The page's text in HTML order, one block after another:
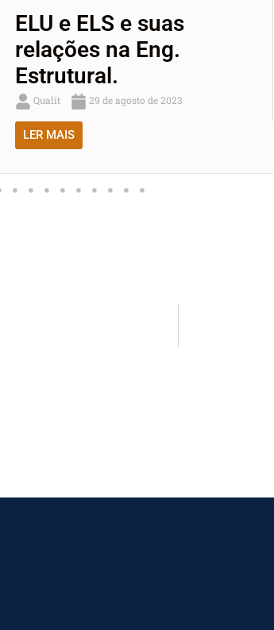
ELU e ELS e suas
relações na Eng.
Estrutural.
Qualit 29 de agosto de 2023
LER MAIS